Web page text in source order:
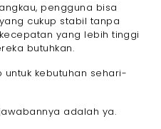
pengguna bisa
cukup stabil tanpa
yang lebih tinggi
butuhkan.
untuk kebutuhan sehari-
adalah ya.